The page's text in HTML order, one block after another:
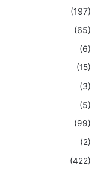
(197)
(65)
(6)
(15)
(3)
(5)
(99)
(2)
(422)